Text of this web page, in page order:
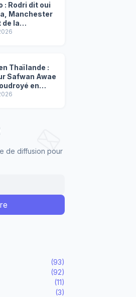
: Rodri dit oui
Manchester
de la
!
Thaïlande :
Safwan Awae
en
de diffusion pour
(93)
(92)
(11)
(3)